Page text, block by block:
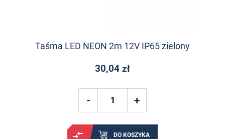
Taśma LED NEON 2m 12V IP65 zielony
30,04 zł
DO KOSZYKA